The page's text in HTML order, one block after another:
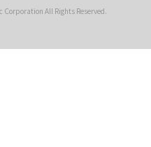
Corporation All Rights Reserved.